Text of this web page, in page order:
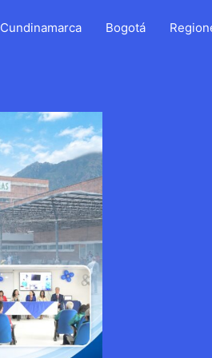
Cundinamarca Bogotá